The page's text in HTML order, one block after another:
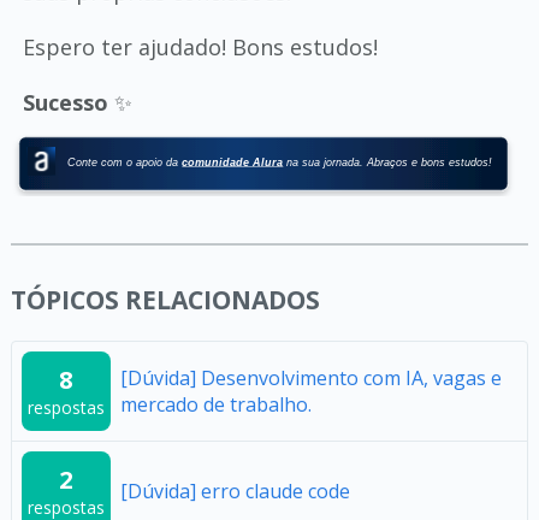
Espero ter ajudado! Bons estudos!
Sucesso ✨
TÓPICOS RELACIONADOS
8
respostas
[Dúvida] Desenvolvimento com IA, vagas e
mercado de trabalho.
2
respostas
[Dúvida] erro claude code